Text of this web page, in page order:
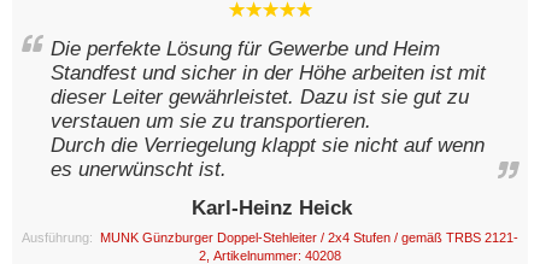
Die perfekte Lösung für Gewerbe und Heim
Standfest und sicher in der Höhe arbeiten ist mit
dieser Leiter gewährleistet. Dazu ist sie gut zu
verstauen um sie zu transportieren.
Durch die Verriegelung klappt sie nicht auf wenn
es unerwünscht ist.
Karl-Heinz Heick
Ausführung: MUNK Günzburger Doppel-Stehleiter / 2x4 Stufen / gemäß TRBS 2121-
2, Artikelnummer: 40208